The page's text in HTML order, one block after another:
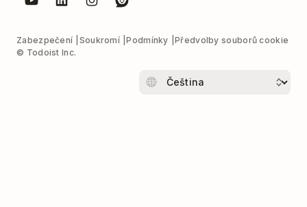
Zabezpečení Soukromí Podmínky
Předvolby souborů cookie
© Todoist Inc.